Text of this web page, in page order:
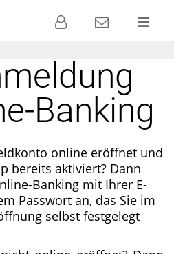
Banking
online eröffnet und
bereits aktiviert? Dann
Banking mit Ihrer E-
Passwort an, das Sie im
selbst festgelegt